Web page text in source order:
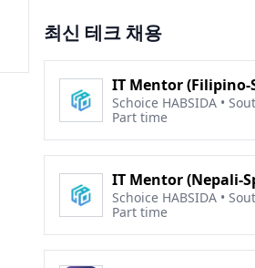
최신 테크 채용
IT Mentor (Filipino-
Schoice HABSIDA •
Part time
IT Mentor (Nepali-
Schoice HABSIDA •
Part time